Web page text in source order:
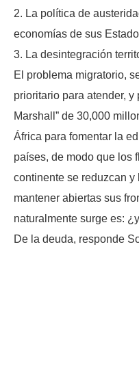
2. La política de
economías de sus
3. La desintegración
El problema migratorio,
prioritario para atender, y
Marshall” de 30,000
África para fomentar la
países, de modo que los
continente se reduzcan
mantener abiertas sus
naturalmente surge es:
De la deuda, responde